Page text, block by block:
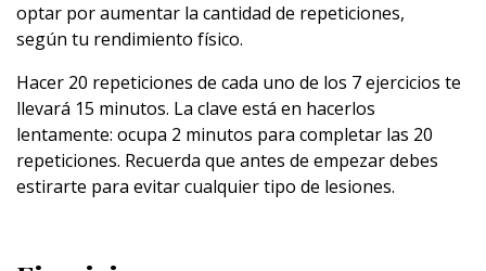
optar por aumentar la cantidad de repeticiones,
según tu rendimiento físico.
Hacer 20 repeticiones de cada uno de los 7 ejercicios te
llevará 15 minutos. La clave está en hacerlos
lentamente: ocupa 2 minutos para completar las 20
repeticiones. Recuerda que antes de empezar debes
estirarte para evitar cualquier tipo de lesiones.